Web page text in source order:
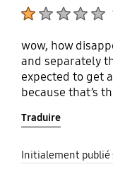
wow, how
and separately
expected to get
because that’s
plastic bezel.
a great piece
tv, im now
Traduire
Initialement publié